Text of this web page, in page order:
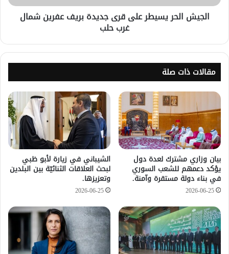
الجيش الحر يسيطر على قرى جديدة بريف عفرين شمال
غرب حلب
مقالات ذات صلة
بيان وزاري مشترك لعدة دول
يؤكد دعمهم للشعب السوري
في بناء دولة مستقرة وآمنة.
2026-06-25
الشيباني في زيارة لأبو ظبي
لبحث العلاقات الثنائيّة بين البلدين
وتعزيزها.
2026-06-25